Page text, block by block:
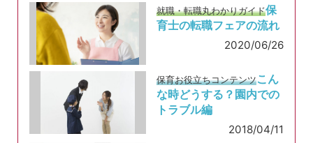
就職・転職丸わかりガイド保
育士の転職フェアの流れ
2020/06/26
保育お役立ちコンテンツこん
な時どうする？園内での
トラブル編
2018/04/11